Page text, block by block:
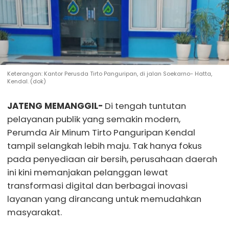
Keterangan: Kantor Perusda Tirto Panguripan, di jalan Soekarno- Hatta,
Kendal. (dok)
JATENG MEMANGGIL- Di tengah tuntutan
pelayanan publik yang semakin modern,
Perumda Air Minum Tirto Panguripan Kendal
tampil selangkah lebih maju. Tak hanya fokus
pada penyediaan air bersih, perusahaan daerah
ini kini memanjakan pelanggan lewat
transformasi digital dan berbagai inovasi
layanan yang dirancang untuk memudahkan
masyarakat.